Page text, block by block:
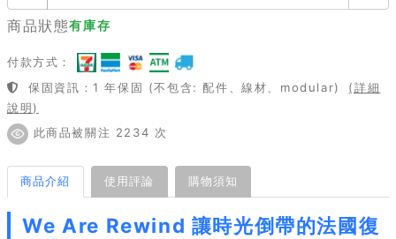
商品狀態有庫存
付款方式：
保固資訊：1 年保固 (不包含: 配件、線材、modular)
(詳細
說明)
此商品被關注 2234 次
商品介紹 使用評論 購物須知
We Are Rewind 讓時光倒帶的法國復